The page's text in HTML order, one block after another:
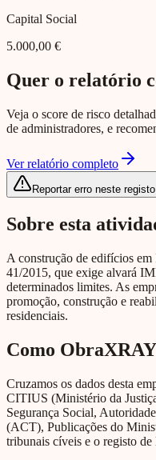
Capital Social
5.000,00 €
Quer o relatório
Veja o score de risco
de administradores, e
Ver relatório completo
Reportar erro neste registo
Sobre esta
A construção de edifícios em
41/2015, que exige alvará
determinados limites. As
promoção, construção e
residenciais.
Como
Cruzamos os dados desta
CITIUS (Ministério da
Segurança Social,
(ACT), Publicações do
tribunais cíveis e o registo de